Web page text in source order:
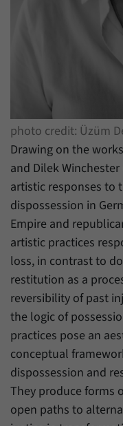
photo credit: Üzüm
Drawing on the
and Dilek
artistic responses to
dispossession in
Empire and
artistic practices
loss, in contrast to
restitution as a
reversibility of past
the logic of
practices pose an
conceptual
dispossession and
They produce forms
open paths to
Ihrer
_pk_ref
Zweck
Mit
Name
Anbieter
Laufzeit 30
Zweck
Mit